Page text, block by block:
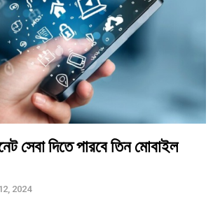
সেবা দিতে পারবে তিন মোবাইল
2024